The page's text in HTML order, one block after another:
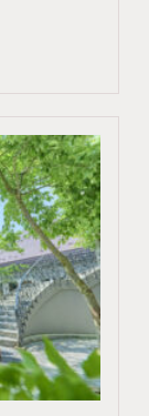
特典 特典内
、ご来館
をプレゼン